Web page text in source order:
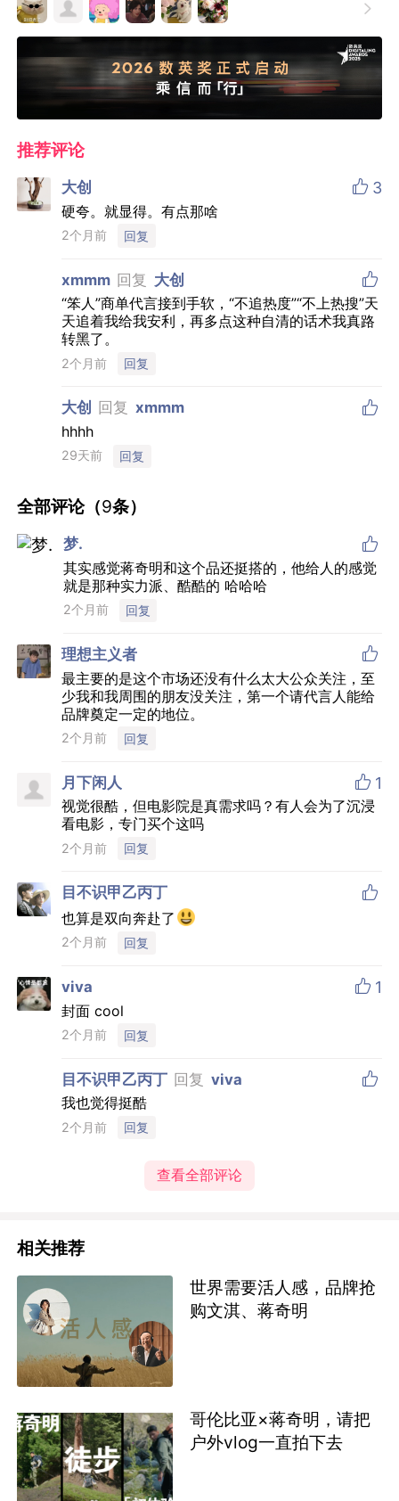

推荐评论
大创  3
硬夸。就显得。有点那啥
2个月前 回复
xmmm 回复 大创 
“笨人”商单代言接到手软，“不追热度”“不上热搜”天
天追着我给我安利，再多点这种自清的话术我真路
转黑了。
2个月前 回复
大创 回复 xmmm 
hhhh
29天前 回复
全部评论（9条）
梦. 
其实感觉蒋奇明和这个品还挺搭的，他给人的感觉
就是那种实力派、酷酷的 哈哈哈
2个月前 回复
理想主义者 
最主要的是这个市场还没有什么太大公众关注，至
少我和我周围的朋友没关注，第一个请代言人能给
品牌奠定一定的地位。
2个月前 回复
月下闲人  1
视觉很酷，但电影院是真需求吗？有人会为了沉浸
看电影，专门买个这吗
2个月前 回复
目不识甲乙丙丁 
也算是双向奔赴了
2个月前 回复
viva  1
封面 cool
2个月前 回复
目不识甲乙丙丁 回复 viva 
我也觉得挺酷
2个月前 回复
查看全部评论
相关推荐
世界需要活人感，品牌抢
购文淇、蒋奇明
哥伦比亚×蒋奇明，请把
户外vlog一直拍下去